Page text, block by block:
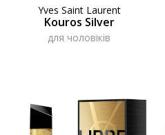
Yves Saint Laurent
Kouros Silver
для чоловіків